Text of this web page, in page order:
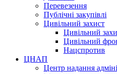
Перевезення
Публічні закупівлі
Цивільний захист
Цивільний
Цивільний
Нацспротив
ЦНАП
Центр надання